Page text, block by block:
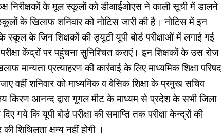
निरीक्षकों के मूल स्कूलों को डीआईओएस ने काली सूची में डालने
के खिलाफ शनिवार को नोटिस जारी की है। नोटिस में इन
के जिन शिक्षकों की ड्यूटी यूपी बोर्ड परीक्षाओं में लगाई गई
केंद्रों पर पहुंचना सुनिश्चित कराएं। इन शिक्षकों के उस रोज
प्रत्याहरण की कार्रवाई के लिए माध्यमिक शिक्षा परिषद
वहीं शनिवार को माध्यमिक व बेसिक शिक्षा के प्रमुख सचिव
किरण आनन्द द्वारा गूगल मीट के माध्यम से प्रदेश के सभी जिला
गये कि यूपी बोर्ड परीक्षा की समाप्ति तक परीक्षा केन्द्रों की
शिथिलता क्षम्य नहीं होगी ।